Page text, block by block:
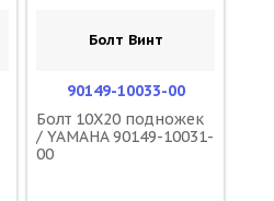
Болт Винт
90149-10033-00
Болт 10X20 подножек
/ YAMAHA 90149-10031-
00